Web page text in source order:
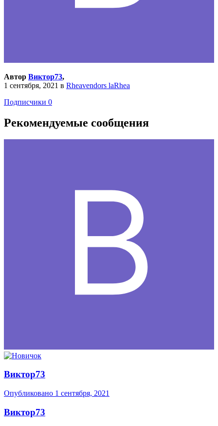
Автор Виктор73,
1 сентября, 2021 в Rheavendors laRhea
Подписчики 0
Рекомендуемые сообщения
Виктор73
Опубликовано 1 сентября, 2021
Виктор73